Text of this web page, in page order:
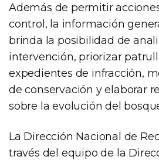
Además de permitir
control, la información
brinda la posibilidad de
intervención, priorizar
expedientes de infracción,
de conservación y elaborar
sobre la evolución del
La Dirección Nacional de
través del equipo de la